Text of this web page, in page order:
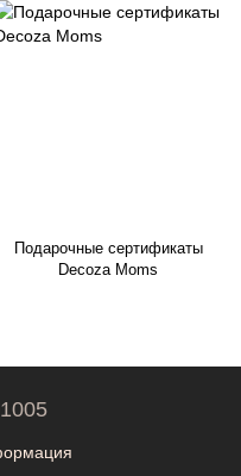
Подарочные сертификаты
Decoza Moms